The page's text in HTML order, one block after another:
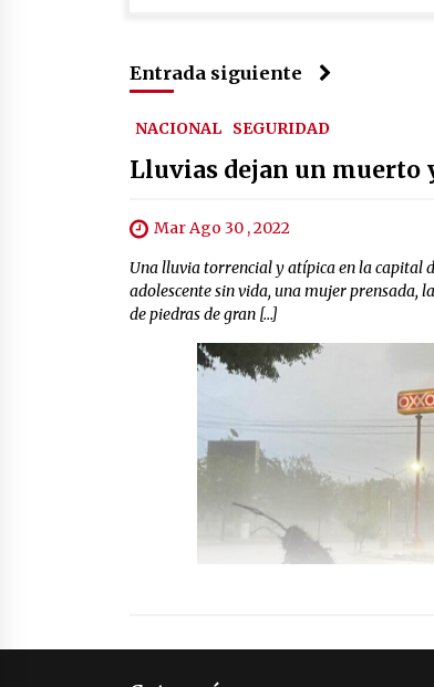
Entrada siguiente
NACIONAL SEGURIDAD
Lluvias dejan un muerto
Mar Ago 30 , 2022
Una lluvia torrencial y atípica en la capital
adolescente sin vida, una mujer prensada,
de piedras de gran […]